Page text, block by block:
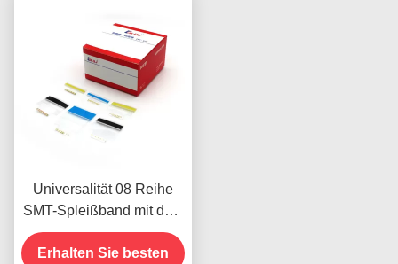
zu beantragen
Universalität 08 Reihe
SMT-Spleißband mit dem
Clip passend für alles
Größenfördermaschinenband
Erhalten Sie besten